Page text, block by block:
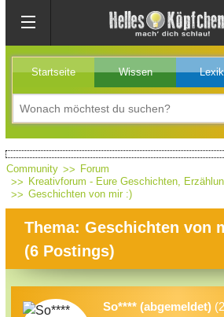
Startseite Wissen
Community
Forum
Kreativforum - Eure Geschichten,
Geschichten von mir :)
Thema: Geschichten von
(6 Postings)
So**** (abgemeldet)